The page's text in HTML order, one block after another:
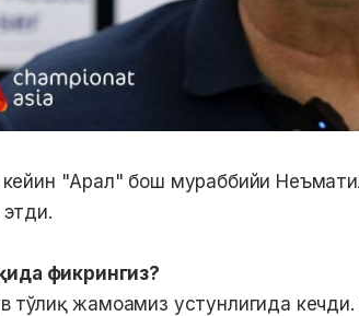
"Арал" бош мураббийи
фикрингиз?
тўлиқ жамоамиз устунлигида